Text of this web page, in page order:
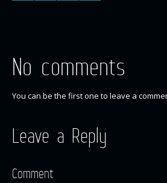
No comments
You can be the first one to leave a
Leave a Reply
Comment